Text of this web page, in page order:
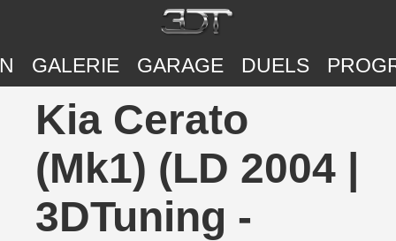
GALERIE GARAGE DUELS
Kia Cerato
(Mk1) (LD 2004 |
3DTuning -